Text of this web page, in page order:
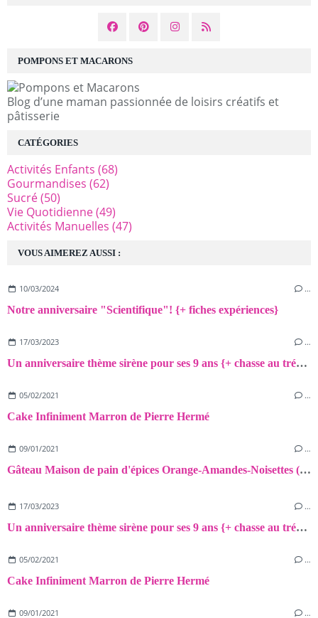
POMPONS ET MACARONS
Blog d’une maman passionnée de loisirs créatifs et
pâtisserie
VOUS AIMEREZ AUSSI :
10/03/2024 …
Notre anniversaire "Scientifique"! {+ fiches expériences}
17/03/2023 …
Un anniversaire thème sirène pour ses 9 ans {+ chasse au trésor!}
05/02/2021 …
Cake Infiniment Marron de Pierre Hermé
09/01/2021 …
Gâteau Maison de pain d'épices Orange-Amandes-Noisettes (sans gluten et sans lactose)
17/03/2023 …
Un anniversaire thème sirène pour ses 9 ans {+ chasse au trésor!}
05/02/2021 …
Cake Infiniment Marron de Pierre Hermé
09/01/2021 …
CATÉGORIES
Activités Enfants (68)
Gourmandises (62)
Sucré(50)
Vie Quotidienne(49)
Activités Manuelles (47)